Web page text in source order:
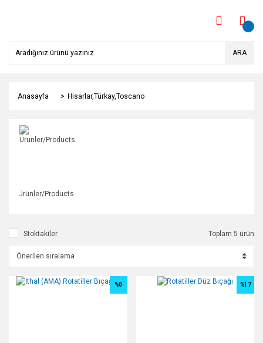
ARA
Anasayfa Hisarlar,Türkay,Toscano
Ürünler/Products
Stoktakiler Toplam 5 ürün
%0 %17